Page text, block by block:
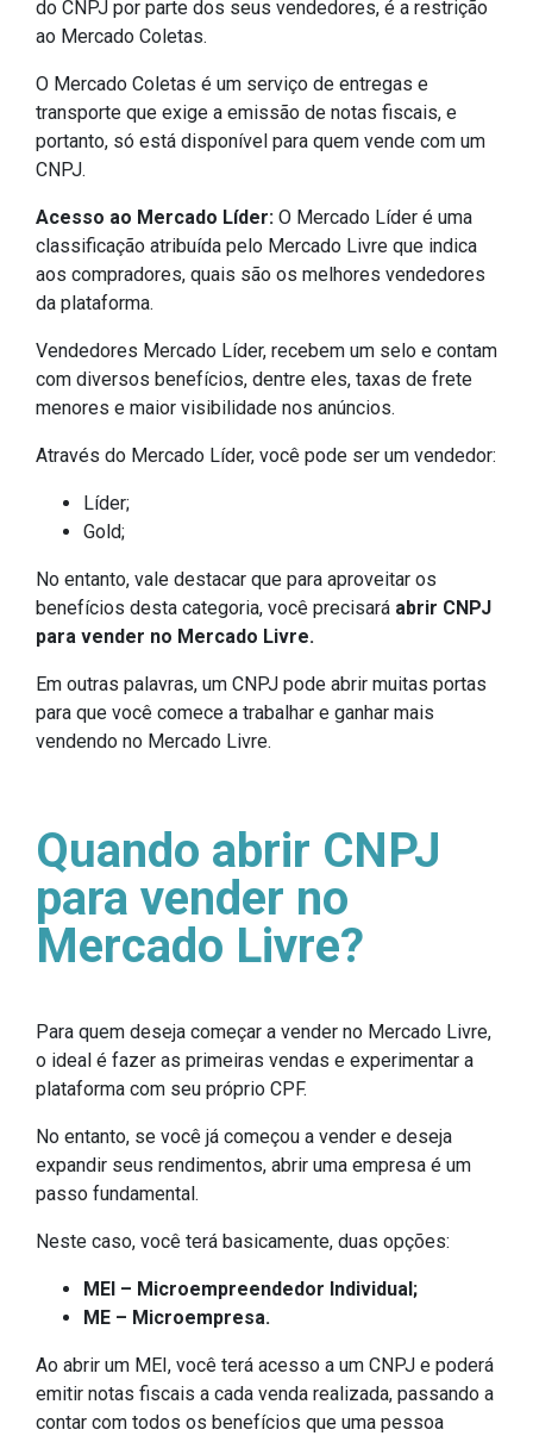
do CNPJ por parte dos seus vendedores, é a restrição
ao Mercado Coletas.
O Mercado Coletas é um serviço de entregas e
transporte que exige a emissão de notas fiscais, e
portanto, só está disponível para quem vende com um
CNPJ.
Acesso ao Mercado Líder: O Mercado Líder é uma
classificação atribuída pelo Mercado Livre que indica
aos compradores, quais são os melhores vendedores
da plataforma.
Vendedores Mercado Líder, recebem um selo e contam
com diversos benefícios, dentre eles, taxas de frete
menores e maior visibilidade nos anúncios.
Através do Mercado Líder, você pode ser um vendedor:
Líder;
Gold;
No entanto, vale destacar que para aproveitar os
benefícios desta categoria, você precisará abrir CNPJ
para vender no Mercado Livre.
Em outras palavras, um CNPJ pode abrir muitas portas
para que você comece a trabalhar e ganhar mais
vendendo no Mercado Livre.
Quando abrir CNPJ
para vender no
Mercado Livre?
Para quem deseja começar a vender no Mercado Livre,
o ideal é fazer as primeiras vendas e experimentar a
plataforma com seu próprio CPF.
No entanto, se você já começou a vender e deseja
expandir seus rendimentos, abrir uma empresa é um
passo fundamental.
Neste caso, você terá basicamente, duas opções:
MEI – Microempreendedor Individual;
ME – Microempresa.
Ao abrir um MEI, você terá acesso a um CNPJ e poderá
emitir notas fiscais a cada venda realizada, passando a
contar com todos os benefícios que uma pessoa